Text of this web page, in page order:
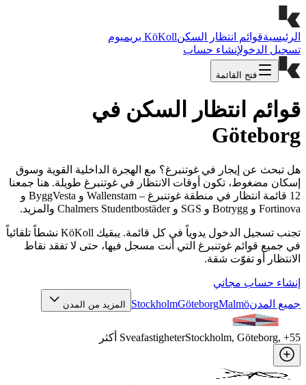
الرئيسيةقوائم انتظار السكنKöKoll بريميوم
تسجيل الدخولإنشاء حساب
فتح القائمة
قوائم انتظار السكن في
Göteborg
هل تبحث عن إيجار في غوتنبرغ؟ مع الهجرة الداخلية القوية وسوق
إسكان مضغوط، تكون أوقات الانتظار في غوتنبرغ طويلة. هنا جمعنا
12 قائمة انتظار في منطقة غوتنبرغ – Wallenstam و ByggVesta و
Fortinova و Botrygg و SGS و Chalmers Studentbostäder والمزيد.
تجنب تسجيل الدخول يدوياً في كل قائمة. يبقيك KöKoll نشطاً تلقائياً
في جميع قوائم غوتنبرغ التي أنت مسجل فيها، حتى لا تفقد نقاط
الانتظار أو تفوّت شقة.
إنشاء حساب مجاني
جميع المدن
StockholmGöteborgMalmö المزيد من المدن
SveafastigheterStockholm, Göteborg, +55 أكثر